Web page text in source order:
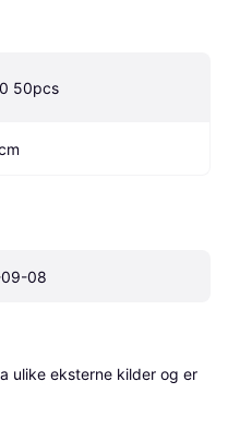
50pcs
08
ulike eksterne kilder og er